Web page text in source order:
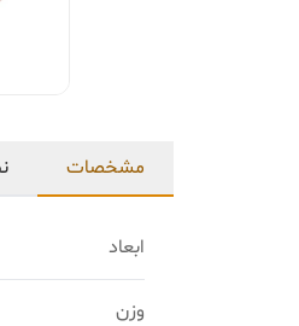
مشخصات
ابعاد
وزن